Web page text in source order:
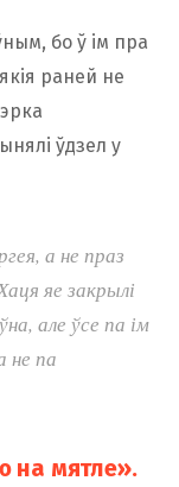
бо ў ім пра
раней не
ўдзел у
а не праз
яе закрылі
але ўсе па ім
не па
на мятле».